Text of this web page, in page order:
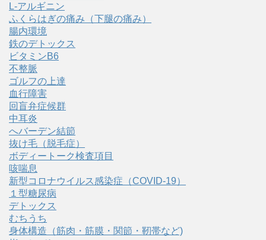
L-アルギニン
ふくらはぎの痛み（下腿の痛み）
腸内環境
鉄のデトックス
ビタミンB6
不整脈
ゴルフの上達
血行障害
回盲弁症候群
中耳炎
へバーデン結節
抜け毛（脱毛症）
ボディートーク検査項目
咳喘息
新型コロナウイルス感染症（COVID‑19）
１型糖尿病
デトックス
むちうち
身体構造（筋肉・筋膜・関節・靭帯など)